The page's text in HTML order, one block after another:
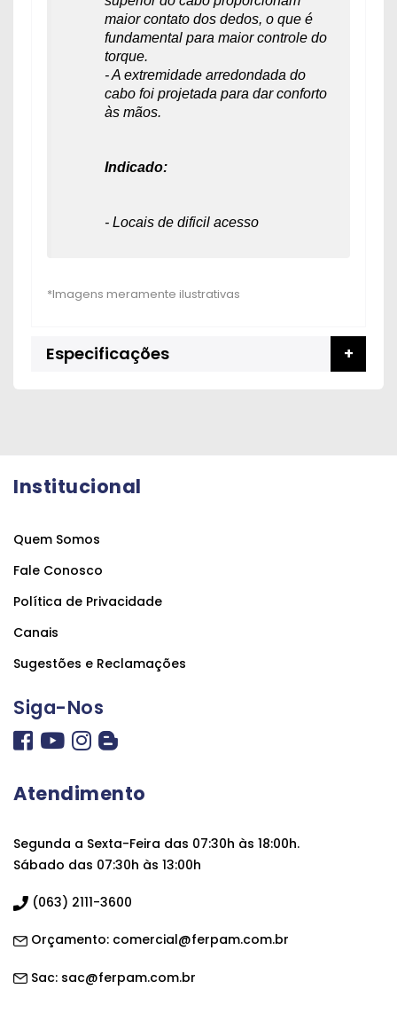
maior contato dos dedos, o que é
fundamental para maior controle do
torque.
- A extremidade arredondada do
cabo foi projetada para dar conforto
às mãos.
Indicado:
- Locais de dificil acesso
Especificações
Institucional
Quem Somos
Fale Conosco
Política de Privacidade
Canais
Sugestões e Reclamações
Siga-Nos
Atendimento
Segunda a Sexta-Feira das 07:30h às 18:00h.
Sábado das 07:30h às 13:00h
(063) 2111-3600
Orçamento: comercial@ferpam.com.br
Sac: sac@ferpam.com.br